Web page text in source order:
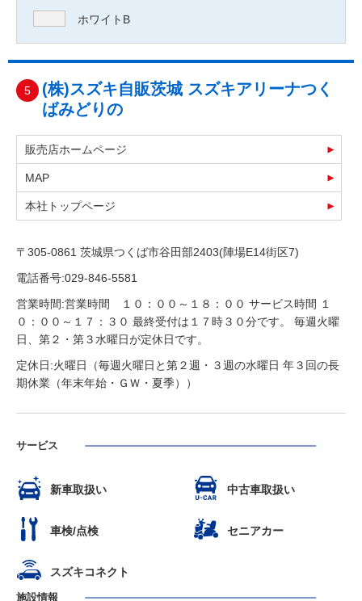
ホワイトB
5
(株)スズキ自販茨城 スズキアリーナつく
ばみどりの
販売店ホームページ
MAP
本社トップページ
〒305-0861 茨城県つくば市谷田部2403(陣場E14街区7)
電話番号:029-846-5581
営業時間:営業時間 １０：００～１８：００ サービス時間 １
０：００～１７：３０ 最終受付は１７時３０分です。 毎週火曜
日、第２・第３水曜日が定休日です。
定休日:火曜日（毎週火曜日と第２週・３週の水曜日 年３回の長
期休業（年末年始・ＧＷ・夏季））
サービス
新車取扱い 中古車取扱い
車検/点検 セニアカー
スズキコネクト
施設情報